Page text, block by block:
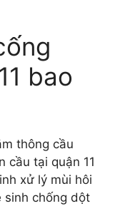
bao
thông cầu
cầu tại quận 11
xử lý mùi hôi
sinh chống dột